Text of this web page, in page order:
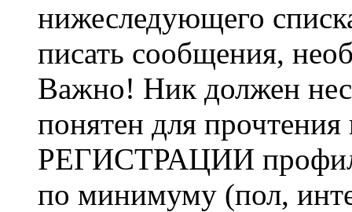
нижеследующего
писать сообщения,
Важно! Ник должен
понятен для
РЕГИСТРАЦИИ профиль
по минимуму (пол,